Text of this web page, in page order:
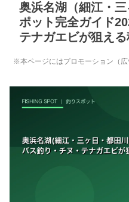
奥浜名湖（細江・
ポット完全ガイド
テナガエビが狙え
※本ページにはプロモーション（広